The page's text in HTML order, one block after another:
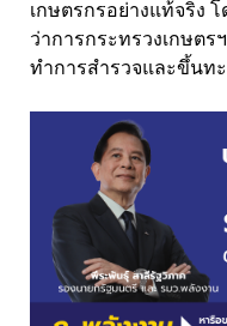
เกษตรกรอย่างแท้จริง
ว่าการกระทรวงเกษต
ทำการสำรวจและขึ้นท